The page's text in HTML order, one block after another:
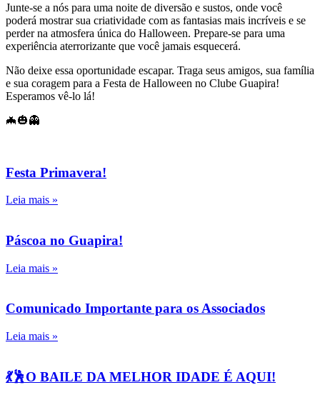
Junte-se a nós para uma noite de diversão e sustos, onde você
poderá mostrar sua criatividade com as fantasias mais incríveis e se
perder na atmosfera única do Halloween. Prepare-se para uma
experiência aterrorizante que você jamais esquecerá.
Não deixe essa oportunidade escapar. Traga seus amigos, sua família
e sua coragem para a Festa de Halloween no Clube Guapira!
Esperamos vê-lo lá!
🦇🎃👻
Festa Primavera!
Leia mais »
Páscoa no Guapira!
Leia mais »
Comunicado Importante para os Associados
Leia mais »
💃🕺O BAILE DA MELHOR IDADE É AQUI!